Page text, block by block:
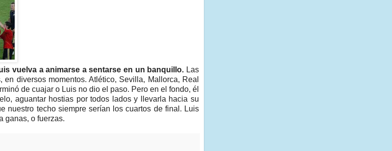
vuelva a animarse a sentarse en un banquillo. Las
diversos momentos. Atlético, Sevilla, Mallorca, Real
de cuajar o Luis no dio el paso. Pero en el fondo, él
aguantar hostias por todos lados y llevarla hacia su
nuestro techo siempre serían los cuartos de final. Luis
ganas, o fuerzas.